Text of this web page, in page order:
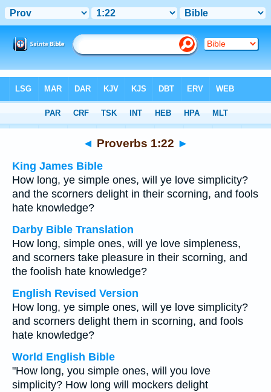
> Proverbs 1:22
◄ Proverbs 1:22 ►
King James Bible
How long, ye simple ones, will ye love simplicity?
and the scorners delight in their scorning, and fools
hate knowledge?
Darby Bible Translation
How long, simple ones, will ye love simpleness,
and scorners take pleasure in their scorning, and
the foolish hate knowledge?
English Revised Version
How long, ye simple ones, will ye love simplicity?
and scorners delight them in scorning, and fools
hate knowledge?
World English Bible
"How long, you simple ones, will you love
simplicity? How long will mockers delight